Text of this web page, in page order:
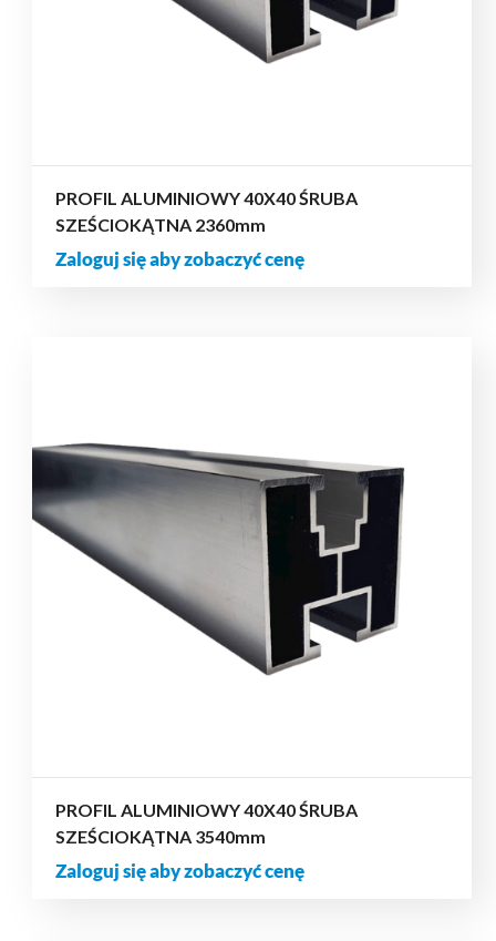
PROFIL ALUMINIOWY 40X40 ŚRUBA
SZEŚCIOKĄTNA 2360mm
Zaloguj się aby zobaczyć cenę
PROFIL ALUMINIOWY 40X40 ŚRUBA
SZEŚCIOKĄTNA 3540mm
Zaloguj się aby zobaczyć cenę